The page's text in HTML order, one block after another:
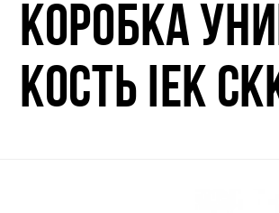
КОРОБКА
КОСТЬ IEK